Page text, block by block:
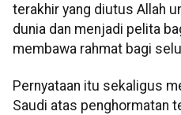
terakhir yang diutus Allah
dunia dan menjadi pelita
membawa rahmat bagi
Pernyataan itu sekaligus
Saudi atas penghormatan